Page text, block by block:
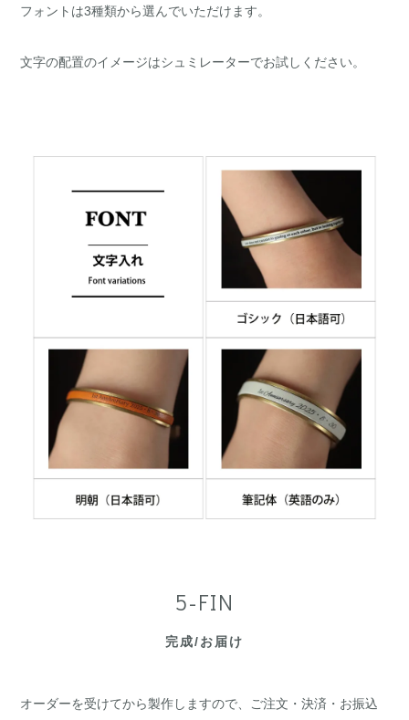
フォントは3種類から選んでいただけます。
文字の配置のイメージはシュミレーターでお試しください。
5-FIN
完成/お届け
オーダーを受けてから製作しますので、ご注文・決済・お振込